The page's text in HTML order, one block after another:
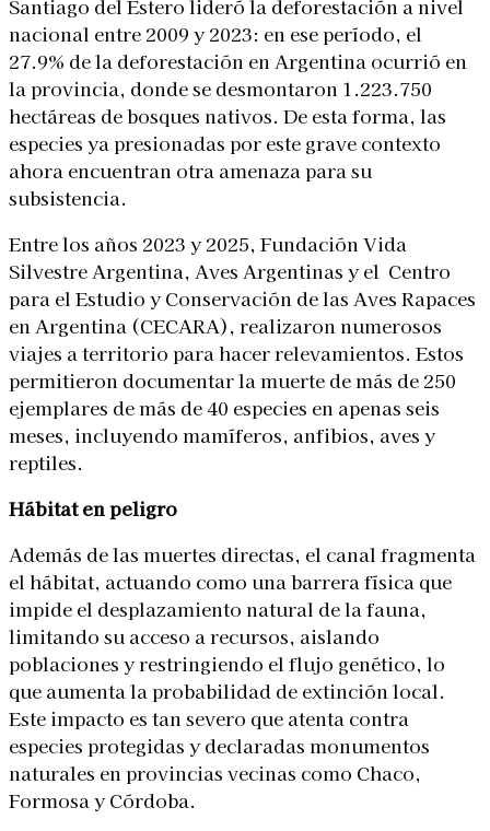
Santiago del Estero lideró la deforestación a nivel
nacional entre 2009 y 2023: en ese período, el
27.9% de la deforestación en Argentina ocurrió en
la provincia, donde se desmontaron 1.223.750
hectáreas de bosques nativos. De esta forma, las
especies ya presionadas por este grave contexto
ahora encuentran otra amenaza para su
subsistencia.
Entre los años 2023 y 2025, Fundación Vida
Silvestre Argentina, Aves Argentinas y el Centro
para el Estudio y Conservación de las Aves Rapaces
en Argentina (CECARA), realizaron numerosos
viajes a territorio para hacer relevamientos. Estos
permitieron documentar la muerte demás de 250
ejemplares de más de 40 especies en apenas seis
meses, incluyendo mamíferos, anfibios, aves y
reptiles.
Hábitat en peligro
Además de las muertes directas, el canal fragmenta
el hábitat, actuando como una barrera física que
impide el desplazamiento natural de la fauna,
limitando su acceso a recursos, aislando
poblaciones y restringiendo el flujo genético, lo
que aumenta la probabilidad de extinción local.
Este impacto es tan severo que atenta contra
especies protegidas y declaradas monumentos
naturales en provincias vecinas como Chaco,
Formosa y Córdoba.